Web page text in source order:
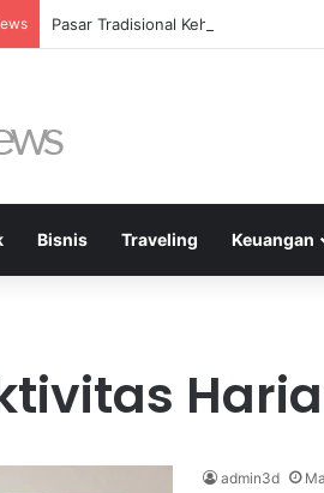
Pasar Tradisional Kehilangan
Bisnis Traveling Keuangan
admin3d